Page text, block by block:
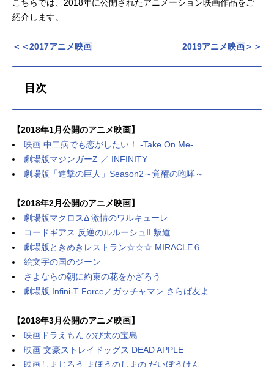
アニメ記事一覧
今期アニメ曜日別一覧
春アニメ
男性声優/女性声優一覧
FOLLOW US
こちらでは、2018年に公開されたアニメーション映画作品をご
紹介します。
2019アニメ映画＞＞
＜＜2017アニメ映画
目次
【2018年1月公開のアニメ映画】
映画 中二病でも恋がしたい！ -Take On Me-
劇場版マジンガーZ ／ INFINITY
劇場版「進撃の巨人」Season2～覚醒の咆哮～
【2018年2月公開のアニメ映画】
劇場版マクロスΔ 激情のワルキューレ
コードギアス 反逆のルルーシュII 叛道
劇場版ときめきレストラン☆☆☆ MIRACLE６
絵文字の国のジーン
さよならの朝に約束の花をかざろう
劇場版 Infini-T Force／ガッチャマン さらば友よ
【2018年3月公開のアニメ映画】
映画ドラえもん のび太の宝島
映画 文豪ストレイドッグス DEAD APPLE
映画しまじろう まほうのしまの だいぼうけん